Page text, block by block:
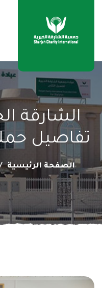
الشارقة
تفاصيل
الصفحة الرئيسية